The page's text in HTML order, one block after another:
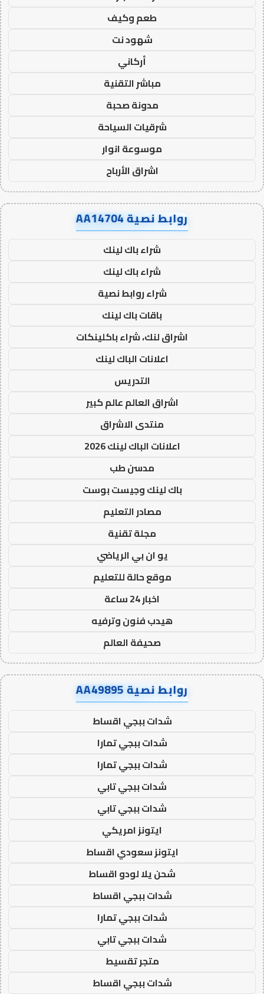
طعم وكيف
شهود نت
أركاني
مباشر التقنية
مدونة صحبة
شرقيات السياحة
موسوعة انوار
اشراق الأرباح
روابط نصية AA14704
شراء باك لينك
شراء باك لينك
شراء روابط نصية
باقات باك لينك
اشراق لنك، شراء باكلينكات
اعلانات الباك لينك
التدريس
اشراق العالم عالم كبير
منتدى الاشراق
اعلانات الباك لينك 2026
مدسن طب
باك لينك وجيست بوست
مصادر التعليم
مجلة تقنية
يو ان بي الرياضي
موقع حالة للتعليم
اخبار 24 ساعة
هيدب فنون وترفيه
صحيفة العالم
روابط نصية AA49895
شدات ببجي اقساط
شدات ببجي تمارا
شدات ببجي تمارا
شدات ببجي تابي
شدات ببجي تابي
ايتونز امريكي
ايتونز سعودي اقساط
شحن يلا لودو اقساط
شدات ببجي اقساط
شدات ببجي تمارا
شدات ببجي تابي
متجر تقسيط
شدات ببجي اقساط